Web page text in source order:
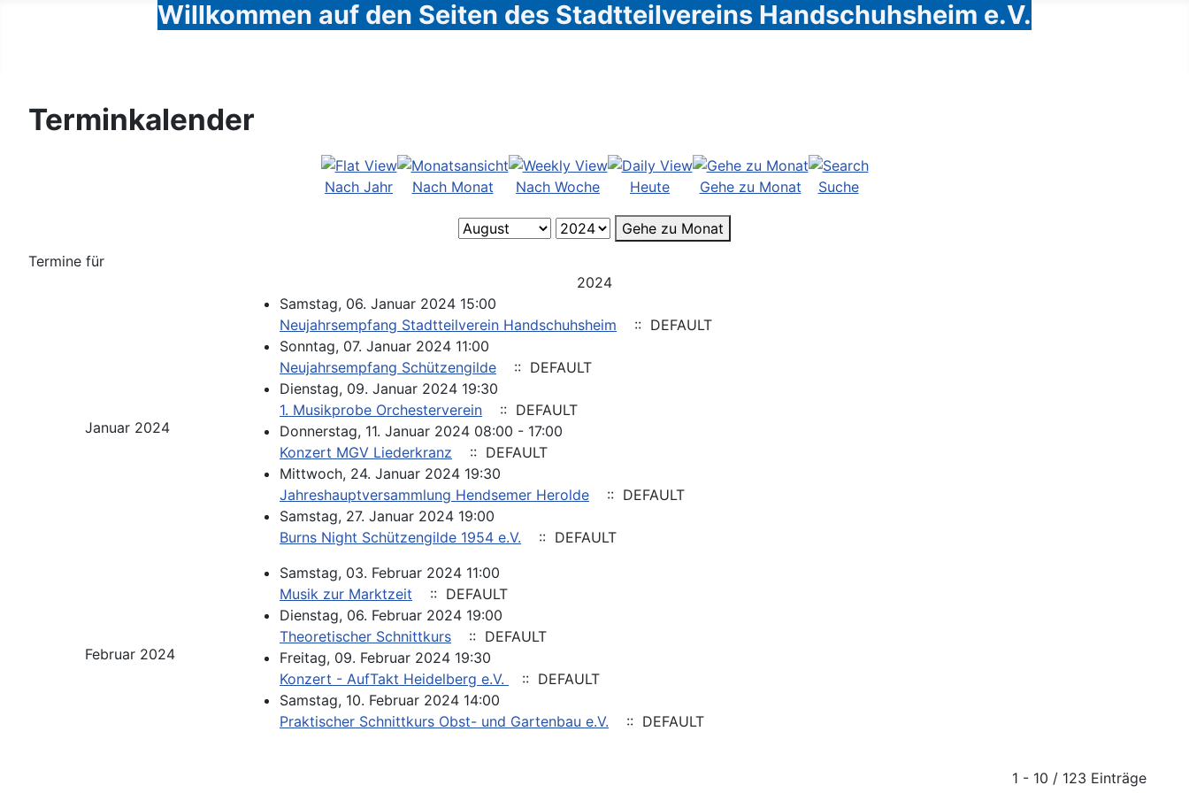
Willkommen auf den Seiten des Stadtteilvereins Handschuhsheim e.V.
Terminkalender
Nach Jahr Nach Monat Nach Woche Heute Gehe zu Monat Suche
Gehe zu Monat
Termine für
2024
Januar 2024
Samstag, 06. Januar 2024 15:00
Neujahrsempfang Stadtteilverein Handschuhsheim
:: DEFAULT
Sonntag, 07. Januar 2024 11:00
Neujahrsempfang Schützengilde
:: DEFAULT
Dienstag, 09. Januar 2024 19:30
1. Musikprobe Orchesterverein
:: DEFAULT
Donnerstag, 11. Januar 2024 08:00 - 17:00
Konzert MGV Liederkranz
:: DEFAULT
Mittwoch, 24. Januar 2024 19:30
Jahreshauptversammlung Hendsemer Herolde
:: DEFAULT
Samstag, 27. Januar 2024 19:00
Burns Night Schützengilde 1954 e.V.
:: DEFAULT
Februar 2024
Samstag, 03. Februar 2024 11:00
Musik zur Marktzeit
:: DEFAULT
Dienstag, 06. Februar 2024 19:00
Theoretischer Schnittkurs
:: DEFAULT
Freitag, 09. Februar 2024 19:30
Konzert - AufTakt Heidelberg e.V.
:: DEFAULT
Samstag, 10. Februar 2024 14:00
Praktischer Schnittkurs Obst- und Gartenbau e.V.
:: DEFAULT
1 - 10 / 123 Einträge